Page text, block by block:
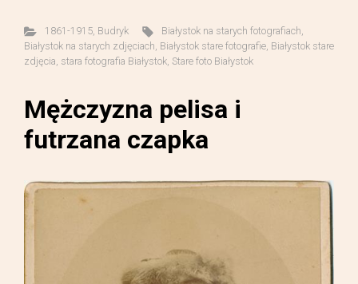
1861-1915, Budryk Białystok na starych fotografiach
Białystok na starych zdjęciach Białystok stare fotografie Białystok stare
zdjęcia stara fotografia Białystok Stare foto Białystok
Mężczyzna pelisa i
futrzana czapka